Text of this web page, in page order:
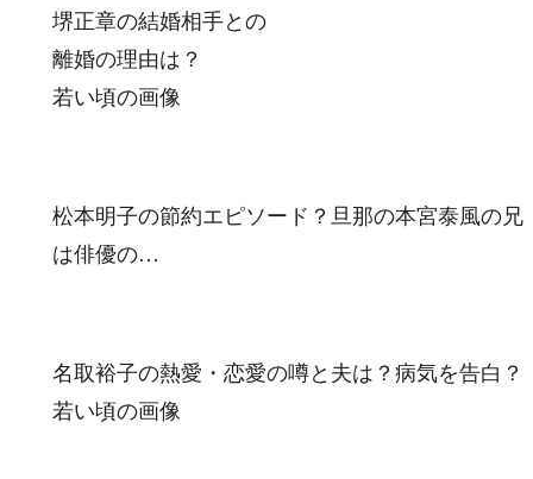
堺正章の結婚相手との
離婚の理由は？
若い頃の画像
松本明子の節約エピソード？旦那の本宮泰風の兄
は俳優の…
名取裕子の熱愛・恋愛の噂と夫は？病気を告白？
若い頃の画像